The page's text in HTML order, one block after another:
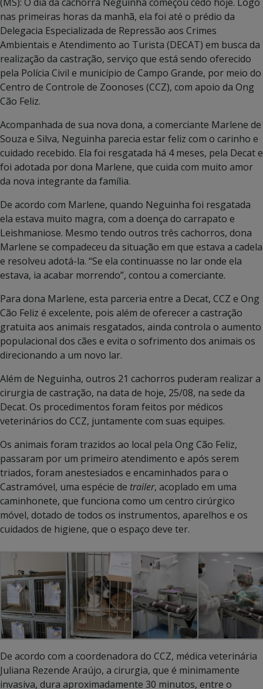
nas primeiras horas da manhã, ela foi até o prédio da
Delegacia Especializada de Repressão aos Crimes
Ambientais e Atendimento ao Turista (DECAT) em busca da
realização da castração, serviço que está sendo oferecido
pela Polícia Civil e município de Campo Grande, por meio do
Centro de Controle de Zoonoses (CCZ), com apoio da Ong
Cão Feliz.
Acompanhada de sua nova dona, a comerciante Marlene de
Souza e Silva, Neguinha parecia estar feliz com o carinho e
cuidado recebido. Ela foi resgatada há 4 meses, pela Decat e
foi adotada por dona Marlene, que cuida com muito amor
da nova integrante da família.
De acordo com Marlene, quando Neguinha foi resgatada
ela estava muito magra, com a doença do carrapato e
Leishmaniose. Mesmo tendo outros três cachorros, dona
Marlene se compadeceu da situação em que estava a cadela
e resolveu adotá-la. “Se ela continuasse no lar onde ela
estava, ia acabar morrendo”, contou a comerciante.
Para dona Marlene, esta parceria entre a Decat, CCZ e Ong
Cão Feliz é excelente, pois além de oferecer a castração
gratuita aos animais resgatados, ainda controla o aumento
populacional dos cães e evita o sofrimento dos animais os
direcionando a um novo lar.
Além de Neguinha, outros 21 cachorros puderam realizar a
cirurgia de castração, na data de hoje, 25/08, na sede da
Decat. Os procedimentos foram feitos por médicos
veterinários do CCZ, juntamente com suas equipes.
Os animais foram trazidos ao local pela Ong Cão Feliz,
passaram por um primeiro atendimento e após serem
triados, foram anestesiados e encaminhados para o
Castramóvel, uma espécie de trailer, acoplado em uma
caminhonete, que funciona como um centro cirúrgico
móvel, dotado de todos os instrumentos, aparelhos e os
cuidados de higiene, que o espaço deve ter.
De acordo com a coordenadora do CCZ, médica veterinária
Juliana Rezende Araújo, a cirurgia, que é minimamente
invasiva, dura aproximadamente 30 minutos, entre o